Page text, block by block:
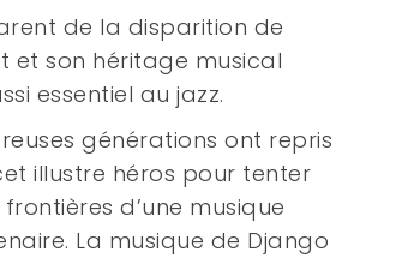
de la disparition de
et son héritage musical
essentiel au jazz.
générations ont repris
illustre héros pour tenter
d’une musique
La musique de Django